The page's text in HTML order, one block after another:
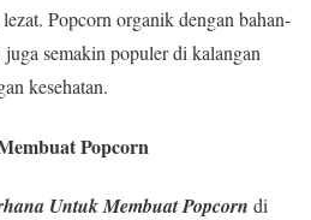
Popcorn organik dengan bahan-
semakin populer di kalangan
kesehatan.
Popcorn
Untuk Membuat Popcorn di